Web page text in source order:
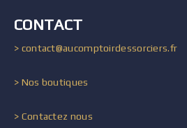
CONTACT
> contact@aucomptoirdessorciers.fr
> Nos boutiques
> Contactez nous